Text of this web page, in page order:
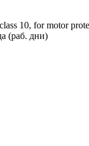
10, for motor
(раб. дни)